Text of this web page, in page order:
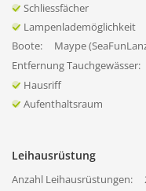
Schliessfächer
Lampenlademöglichkeit
Boote:
Maype
Entfernung Tauchgewässer:
Hausriff
Aufenthaltsraum
Leihausrüstung
Anzahl Leihausrüstungen: